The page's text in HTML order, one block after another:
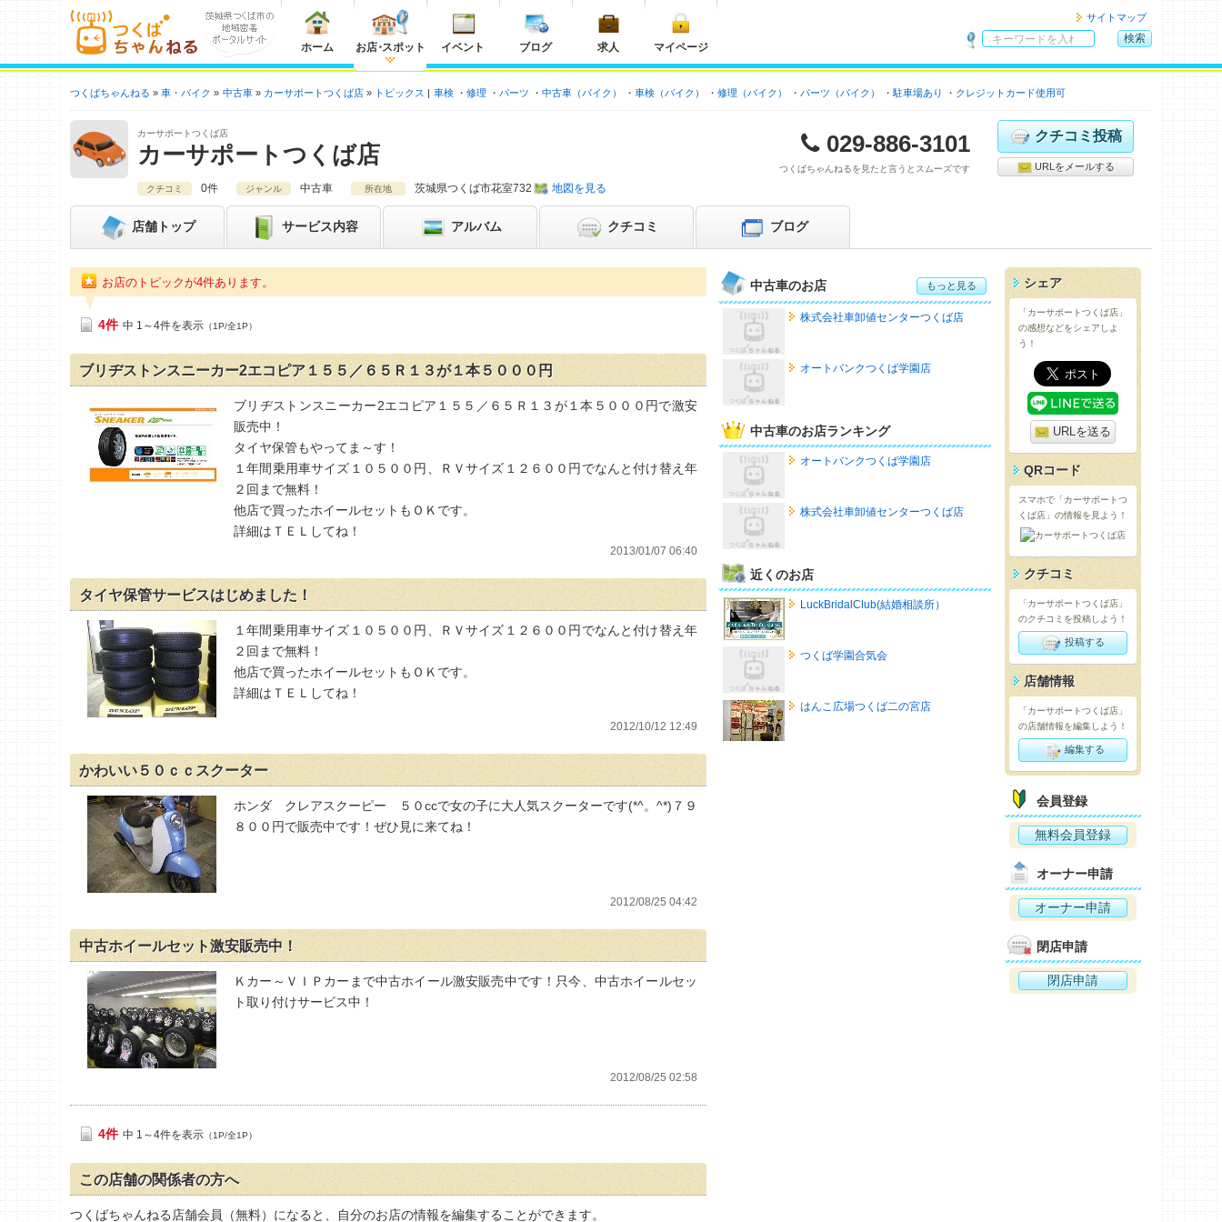
ホーム お店・スポット イベント ブログ 求人 マイページ
サイトマップ
ト
内
索
検索
つくばちゃんねる 車・バイク 中古車 カーサポートつくば店 トピックス 車検 修理 パーツ 中古車（バイク） 車検（バイク） 修理（バイク） パーツ（バイク） 駐車場あり クレジットカード使用可
カーサポートつくば店
カーサポートつくば店 029-886-3101
つくばちゃんねるを見たと言うとスムーズです
クチコミ投稿
URLをメールする
クチコミ 0件 ジャンル 中古車 所在地 茨城県つくば市花室732 地図を見る
店舗 トップ サービス内容 アルバム クチコミ ブログ
お店のトピックが4件あります。
4件 中 1～4件を表示 （1P/全1P）
ブリヂストンスニーカー2エコピア１５５／６５Ｒ１３が１本５０００円
ブリヂストンスニーカー2エコピア１５５／６５Ｒ１３が１本５０００円で激安
販売中！
タイヤ保管もやってま～す！
１年間乗用車サイズ１０５００円、ＲＶサイズ１２６００円でなんと付け替え年
２回まで無料！
他店で買ったホイールセットもＯＫです。
詳細はＴＥＬしてね！
2013/01/07 06:40
タイヤ保管サービスはじめました！
１年間乗用車サイズ１０５００円、ＲＶサイズ１２６００円でなんと付け替え年
２回まで無料！
他店で買ったホイールセットもＯＫです。
詳細はＴＥＬしてね！
2012/10/12 12:49
かわいい５０ｃｃスクーター
ホンダ クレアスクーピー ５０ccで女の子に大人気スクーターです(*^。^*)７９
８００円で販売中です！ぜひ見に来てね！
2012/08/25 04:42
中古ホイールセット激安販売中！
Ｋカー～ＶＩＰカーまで中古ホイール激安販売中です！只今、中古ホイールセッ
ト取り付けサービス中！
2012/08/25 02:58
4件 中 1～4件を表示 （1P/全1P）
この店舗の関係者の方へ
つくばちゃんねる店舗会員（無料）になると、自分のお店の情報を編集することができます。
中古車のお店 もっと見る
株式会社車卸値センターつくば店
オートバンクつくば学園店
中古車のお店ランキング
オートバンクつくば学園店
株式会社車卸値センターつくば店
近くのお店
LuckBridalClub(結婚相談所）
つくば学園合気会
はんこ広場つくば二の宮店
シェア
「カーサポートつくば店」
の感想などをシェアしよ
う！
URLを送る
QRコード
スマホで「カーサポートつ
くば店」の情報を見よう！
クチコミ
「カーサポートつくば店」
のクチコミを投稿しよう！
投稿する
店舗情報
「カーサポートつくば店」
の店舗情報を編集しよう！
編集する
会員登録
無料会員登録
オーナー申請
オーナー申請
閉店申請
閉店申請